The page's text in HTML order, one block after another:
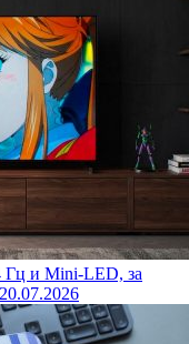
Гц и Mini-LED, за
20.07.2026